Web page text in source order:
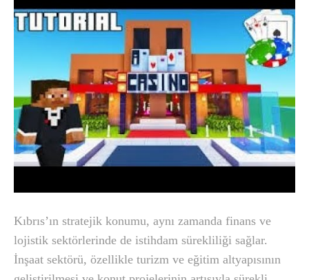
Kıbrıs’ın stratejik konumu, aynı zamanda finans ve
lojistik sektörlerinde de istihdam sürekliliği sağlar.
İnşaat sektörü, özellikle turizm ve eğitim altyapısının